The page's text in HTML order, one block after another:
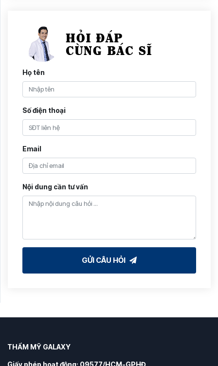
Họ tên
Số điện thoại
Email
Nội dung cần tư vấn
GỬI CÂU HỎI
THẨM MỸ GALAXY
Giấy phép hoạt động: 09577/HCM-GPHĐ